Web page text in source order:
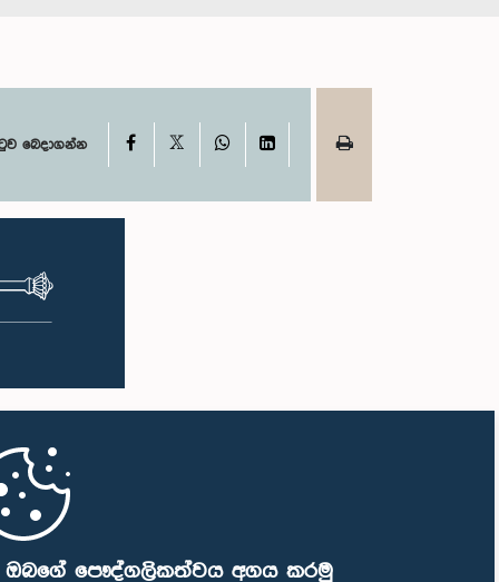
ඔබගේ පෞද්ගලිකත්වය අගය කරමු
බෙදාගන්න Facebook WhatsAppLinkedIn